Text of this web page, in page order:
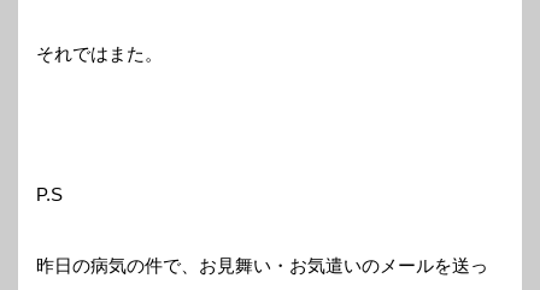
それではまた。
P.S
昨日の病気の件で、お見舞い・お気遣いのメールを送っ